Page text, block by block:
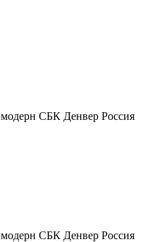
модерн СБК Денвер Россия
модерн СБК Денвер Россия